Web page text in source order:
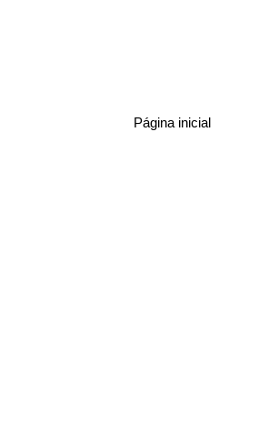
Página inicial